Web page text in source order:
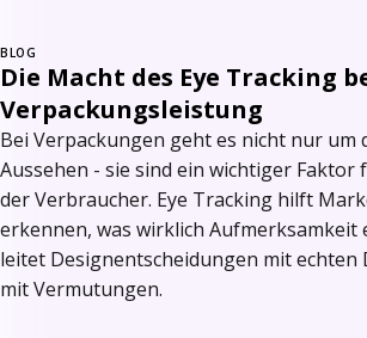
BLOG
Die Macht des Eye Tracking
Verpackungsleistung
Bei Verpackungen geht es nicht nur um
Aussehen - sie sind ein wichtiger Faktor
der Verbraucher. Eye Tracking hilft
erkennen, was wirklich Aufmerksamkeit
leitet Designentscheidungen mit echten
mit Vermutungen.